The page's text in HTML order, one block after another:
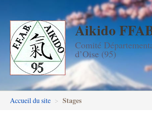
Aikido
Comité
d’Oise (95)
Les
Stages
Les
Accueil du site > Stages